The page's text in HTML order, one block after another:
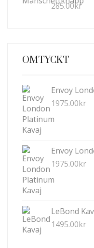
285.00kr
OMTYCKT
Envoy
1975.00kr
Envoy
1975.00kr
LeBond
1495.00kr